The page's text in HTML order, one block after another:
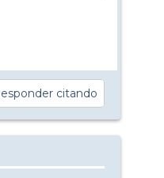
citando